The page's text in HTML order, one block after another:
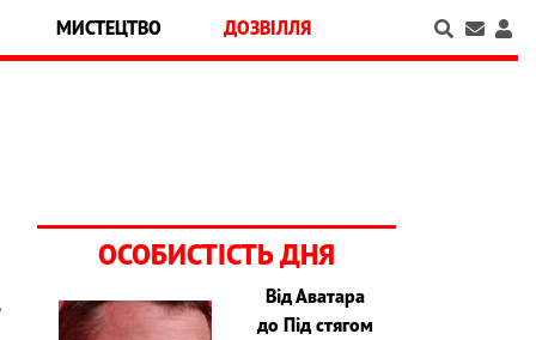
МИСТЕЦТВО ДОЗВІЛЛЯ
ОСОБИСТІСТЬ ДНЯ
Від Аватара
до Під стягом